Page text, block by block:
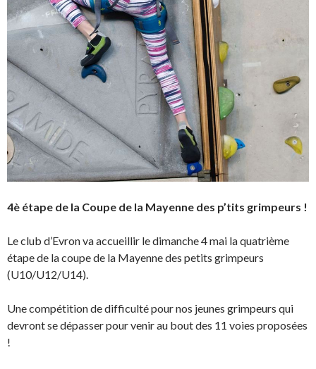
4è étape de la Coupe de la Mayenne des p’tits grimpeurs !
Le club d’Evron va accueillir le dimanche 4 mai la quatrième
étape de la coupe de la Mayenne des petits grimpeurs
(U10/U12/U14).
Une compétition de difficulté pour nos jeunes grimpeurs qui
devront se dépasser pour venir au bout des 11 voies proposées
!